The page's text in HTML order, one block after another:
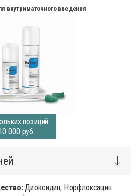
внутриматочного введения
позиций
000 руб.
Диоксидин, Норфлоксацин